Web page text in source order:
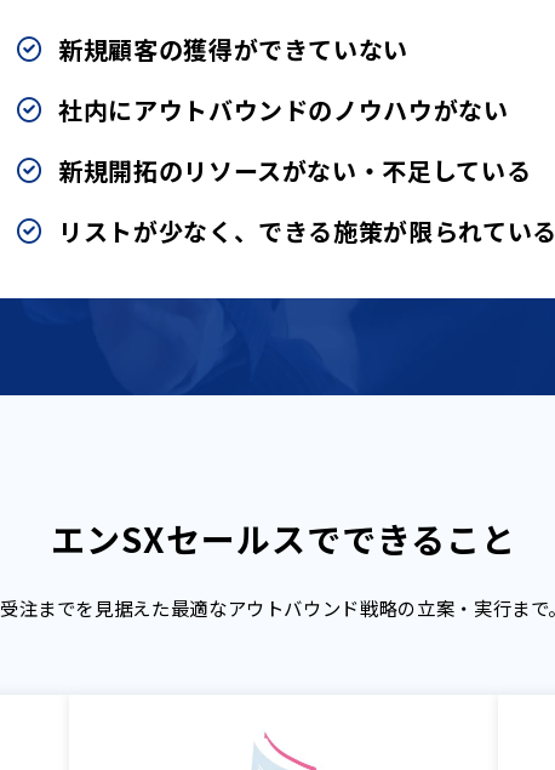
新規顧客の獲得ができていない
社内にアウトバウンドのノウハウがない
新規開拓のリソースがない・不足している
リストが少なく、できる施策が限られてい
エンSXセールスでできること
受注までを見据えた最適なアウトバウンド戦略の立案・実行まで